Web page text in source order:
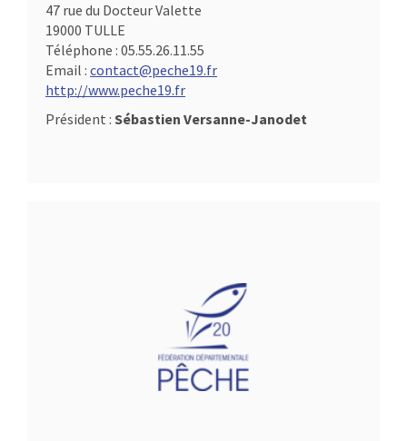
47 rue du Docteur Valette
19000 TULLE
Téléphone : 05.55.26.11.55
Email : contact@peche19.fr
http://www.peche19.fr
Président : Sébastien Versanne-Janodet